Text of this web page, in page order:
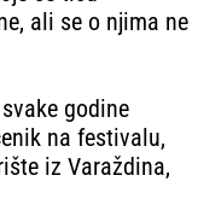
ali se o njima ne
godine
na festivalu,
iz Varaždina,